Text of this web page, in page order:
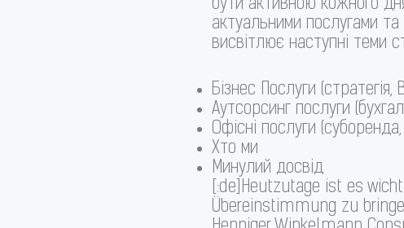
бути активною кожного
актуальними послугами
висвітлює наступні теми
Бізнес Послуги (стратегія,
Аутсорсинг послуги
Офісні послуги (суборенда,
Хто ми
Минулий досвід
[:de]Heutzutage ist es
Übereinstimmung zu